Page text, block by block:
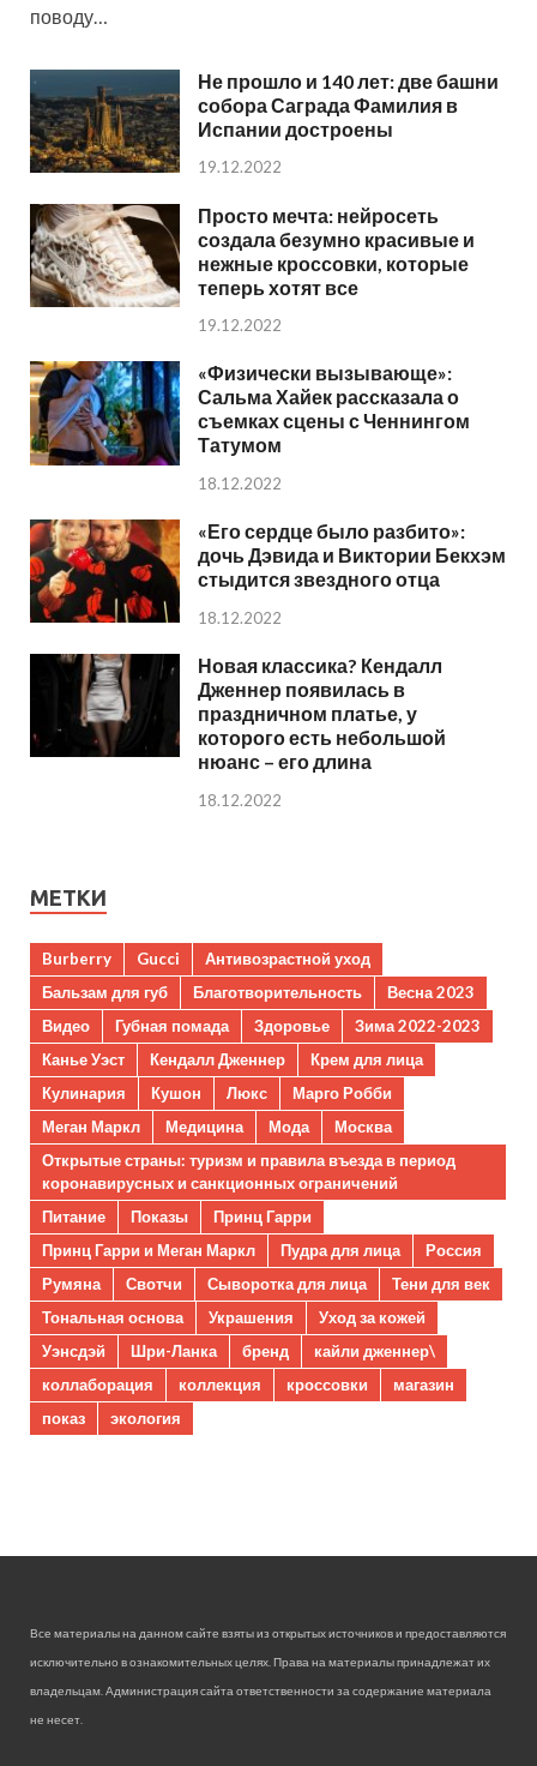
поводу…
Не прошло и 140 лет: две башни
собора Саграда Фамилия в
Испании достроены
19.12.2022
Просто мечта: нейросеть
создала безумно красивые и
нежные кроссовки, которые
теперь хотят все
19.12.2022
«Физически вызывающе»:
Сальма Хайек рассказала о
съемках сцены с Ченнингом
Татумом
18.12.2022
«Его сердце было разбито»:
дочь Дэвида и Виктории Бекхэм
стыдится звездного отца
18.12.2022
Новая классика? Кендалл
Дженнер появилась в
праздничном платье, у
которого есть небольшой
нюанс – его длина
18.12.2022
МЕТКИ
Burberry Gucci
Антивозрастной уход
Бальзам для губ
Благотворительность
Весна 2023
Видео
Губная помада Здоровье
Зима 2022-2023
Канье Уэст
Кендалл Дженнер
Крем для лица
Кулинария
Кушон Люкс
Марго Робби
Меган Маркл
Медицина Мода
Москва
Открытые страны: туризм и правила въезда в период
коронавирусных и санкционных ограничений
Питание
Показы
Принц Гарри
Принц Гарри и Меган Маркл
Пудра для лица
Россия
Румяна
Свотчи Сыворотка для лица
Тени для век
Тональная основа
Украшения
Уход за кожей
Уэнсдэй
Шри-Ланка бренд
кайли дженнер\
коллаборация
коллекция кроссовки
магазин
показ
экология
Все материалы на данном сайте взяты из открытых источников и предоставляются
исключительно в ознакомительных целях. Права на материалы принадлежат их
владельцам. Администрация сайта ответственности за содержание материала
не несет.